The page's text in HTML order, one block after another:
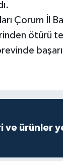
Çorum İl
ötürü
ve ürünler